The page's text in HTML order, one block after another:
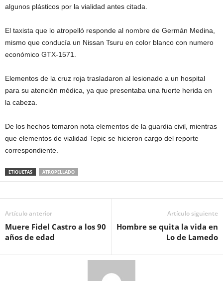
algunos plásticos por la vialidad antes citada.
El taxista que lo atropelló responde al nombre de Germán Medina,
mismo que conducía un Nissan Tsuru en color blanco con numero
económico GTX-1571.
Elementos de la cruz roja trasladaron al lesionado a un hospital
para su atención médica, ya que presentaba una fuerte herida en
la cabeza.
De los hechos tomaron nota elementos de la guardia civil, mientras
que elementos de vialidad Tepic se hicieron cargo del reporte
correspondiente.
ETIQUETAS ATROPELLADO
Artículo anterior
Muere Fidel Castro a los 90
años de edad
Artículo siguiente
Hombre se quita la vida en
Lo de Lamedo